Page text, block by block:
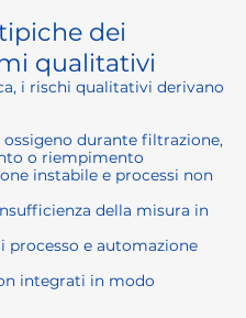
dei
qualitativi
i rischi qualitativi derivano
ossigeno durante filtrazione,
o riempimento
instabile e processi non
della misura in
processo e automazione
integrati in modo